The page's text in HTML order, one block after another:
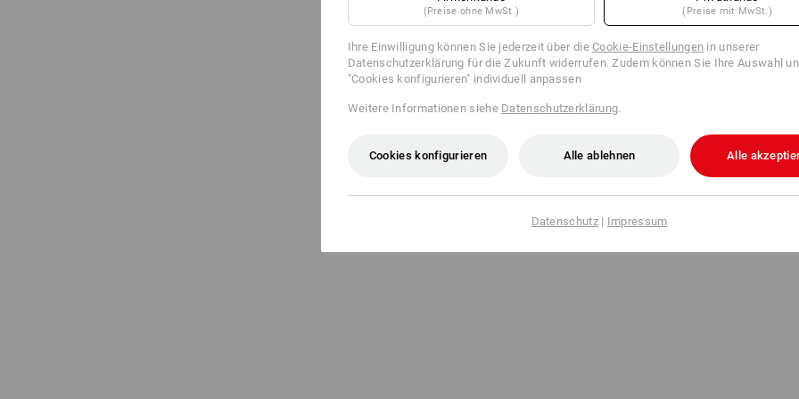
(Preise ohne MwSt.) (Preise mit MwSt.)
Ihre Einwilligung können Sie jederzeit über dieCookie-Einstellungen in unserer
Datenschutzerklärung für die Zukunft widerrufen. Zudem können Sie Ihre Auswahl
"Cookies konfigurieren" individuell anpassen
Weitere Informationen siehe Datenschutzerklärung.
Cookies konfigurieren Alle ablehnen Alle
Datenschutz| Impressum